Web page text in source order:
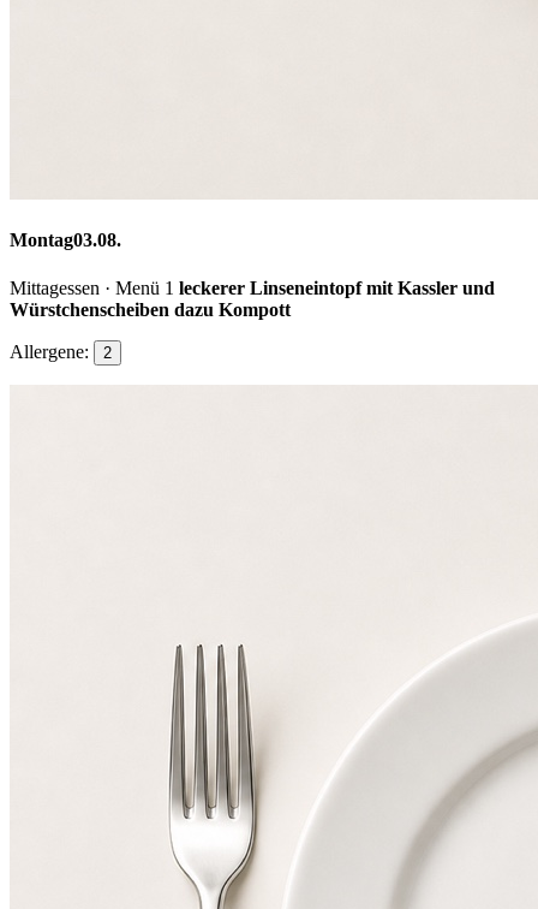
Montag03.08.
Mittagessen · Menü 1 leckerer Linseneintopf mit Kassler und
Würstchenscheiben dazu Kompott
Allergene: 2